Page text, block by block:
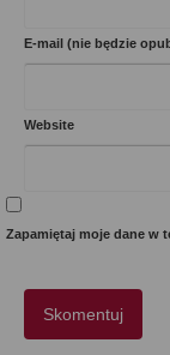
E-mail (nie będzie
Website
Zapamiętaj moje dane w